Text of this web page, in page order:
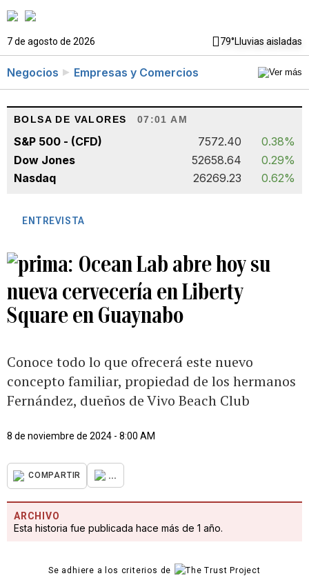
7 de agosto de 2026 79°Lluvias aisladas
Negocios Empresas y Comercios
BOLSA DE VALORES 07:01 AM
S&P 500 - (CFD) 7572.40
0.38%
Dow Jones
52658.64
0.29%
Nasdaq
26269.23 0.62%
ENTREVISTA
Ocean Lab abre hoy su
nueva cervecería en Liberty
Square en Guaynabo
Conoce todo lo que ofrecerá este nuevo
concepto familiar, propiedad de los hermanos
Fernández, dueños de Vivo Beach Club
8 de noviembre de 2024 - 8:00 AM
COMPARTIR ...
ARCHIVO
Esta historia fue publicada hace más de 1 año.
Se adhiere a los criterios de